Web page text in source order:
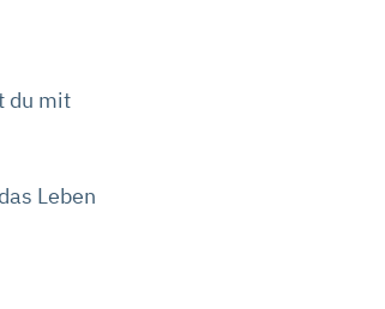
du mit
Leben